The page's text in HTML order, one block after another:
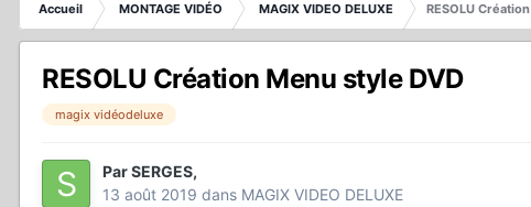
Accueil MONTAGE VIDÉO MAGIX VIDEO DELUXE RESOLU
RESOLU Création Menu style DVD
magix vidéodeluxe
ParSERGES,
13 août 2019 dans MAGIX VIDEO DELUXE